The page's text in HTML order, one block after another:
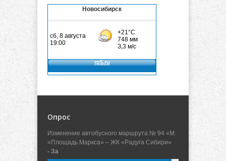
Новосибирск
Опрос
Изменение автобусного маршрута № 94 «М.
«Площадь Маркса» – ЖК «Радуга Сибири»
- За